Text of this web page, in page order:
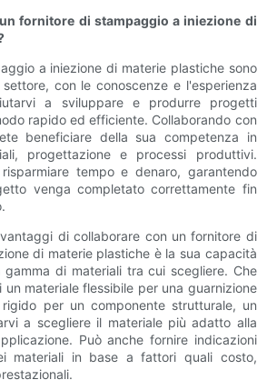
fornitore di stampaggio a iniezione di
a iniezione di materie plastiche sono
con le conoscenze e l'esperienza
a sviluppare e produrre progetti
rapido ed efficiente. Collaborando con
beneficiare della sua competenza in
progettazione e processi produttivi.
tempo e denaro, garantendo
venga completato correttamente fin
di collaborare con un fornitore di
di materie plastiche è la sua capacità
di materiali tra cui scegliere. Che
materiale flessibile per una guarnizione
per un componente strutturale, un
a scegliere il materiale più adatto alla
Può anche fornire indicazioni
materiali in base a fattori quali costo,